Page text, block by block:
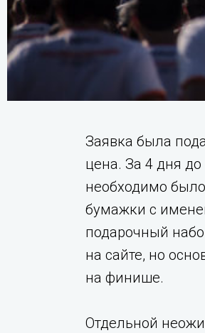
Заявка была
цена. За 4 дня
необходимо
бумажки с
подарочный
на сайте, но
на финише.
Отдельной